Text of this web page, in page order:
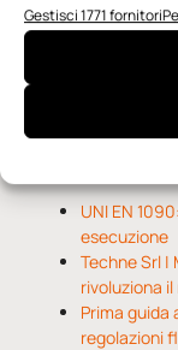
Gestisci 1771 fornitori
Notizie
UNI EN
esecuzione
Techne Srl |
rivoluziona
Prima guida
regolazioni